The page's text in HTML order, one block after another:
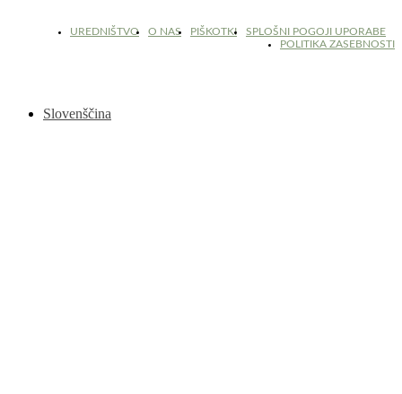
UREDNIŠTVO O NAS PIŠKOTKI
SPLOŠNI POGOJI UPORABE
POLITIKA ZASEBNOSTI
Slovenščina